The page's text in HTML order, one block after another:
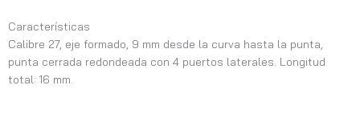
Características
Calibre 27, eje formado, 9 mm desde la curva hasta la punta,
punta cerrada redondeada con 4 puertos laterales. Longitud
total: 16 mm.